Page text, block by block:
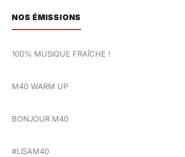
NOS ÉMISSIONS
100% MUSIQUE FRAÎCHE !
M40 WARM UP
BONJOUR M40
#LISAM40